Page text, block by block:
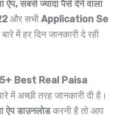
सबसे ज्यादा पैसे देने वाला
और सभी Application Se
में हर दिन जानकारी दे रही
Best Real Paisa
में अच्छी तरह जानकारी दी है।
ऐप डाउनलोडकरनी है तो आप